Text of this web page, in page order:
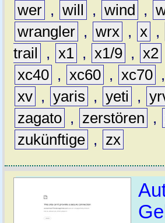
wer , will , wind ,
wrangler , wrx , x ,
trail
, x1 , x1/9 , x2
xc40 , xc60 , xc70 ,
xv , yaris , yeti ,
zagato , zerstören ,
zukünftige , zx